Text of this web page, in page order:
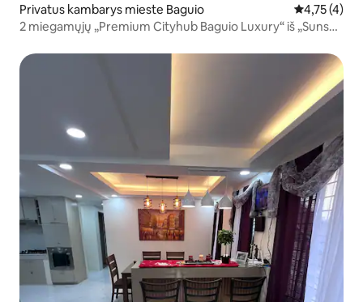
Privatus kambarys mieste Baguio Vidutinis
4,75 (4)
2 miegamųjų „Premium Cityhub Baguio Luxury“ iš „Sunset